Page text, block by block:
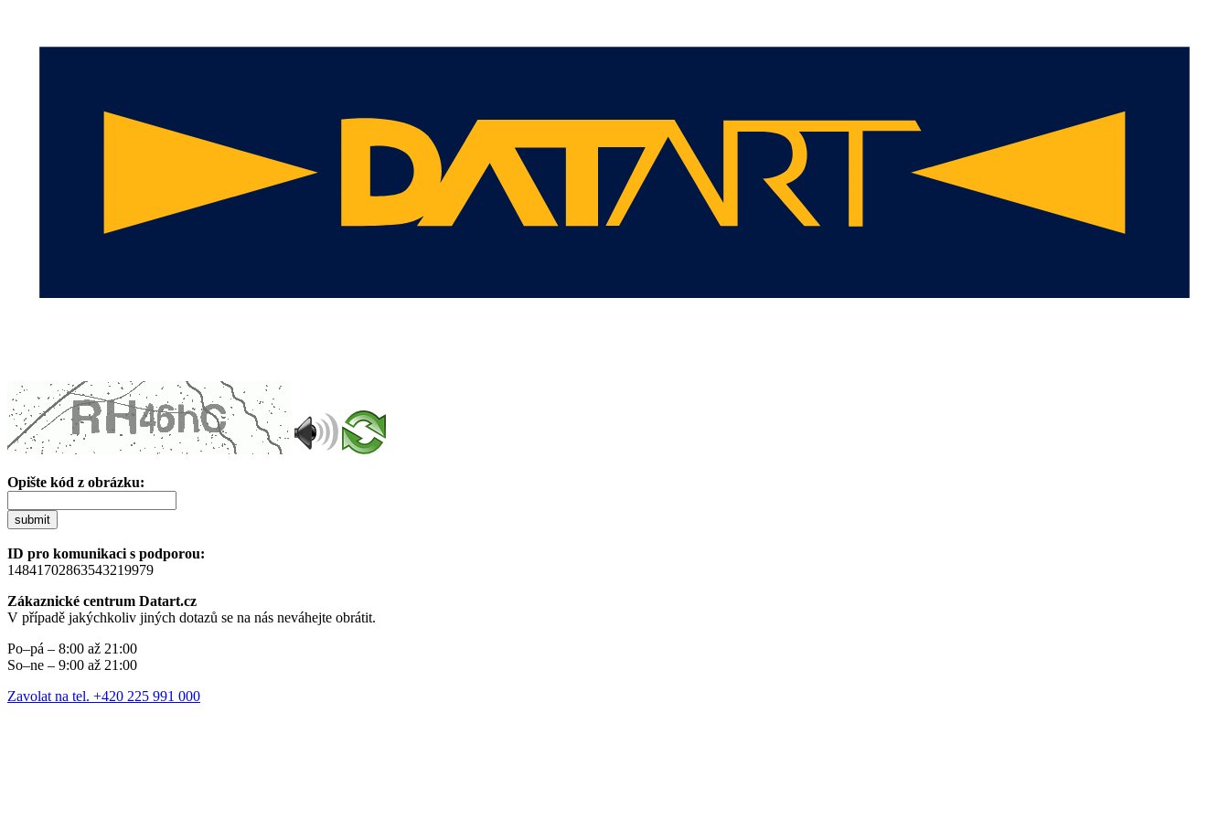
Opište kód z obrázku:
submit
ID pro komunikaci s podporou:
14841702863543219979
Zákaznické centrum Datart.cz
V případě jakýchkoliv jiných dotazů se na nás neváhejte obrátit.
Po–pá – 8:00 až 21:00
So–ne – 9:00 až 21:00
Zavolat na tel. +420 225 991 000